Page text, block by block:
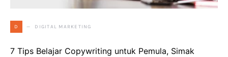
D DIGITAL MARKETING
7 Tips Belajar Copywriting untuk Pemula, Simak